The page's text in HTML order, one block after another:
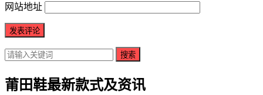
网站地址
搜索
莆田鞋最新款式及资讯